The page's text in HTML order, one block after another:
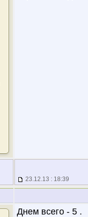
23.12.13 : 18:39
Днем всего - 5 .